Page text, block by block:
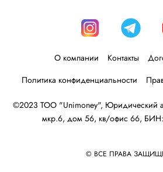
О компании Контакты
Политика конфиденциальности
©2023 ТОО "Unimoney", Юридический
мкр.6, дом 56, кв/офис 66,
© ВСЕ ПРАВА